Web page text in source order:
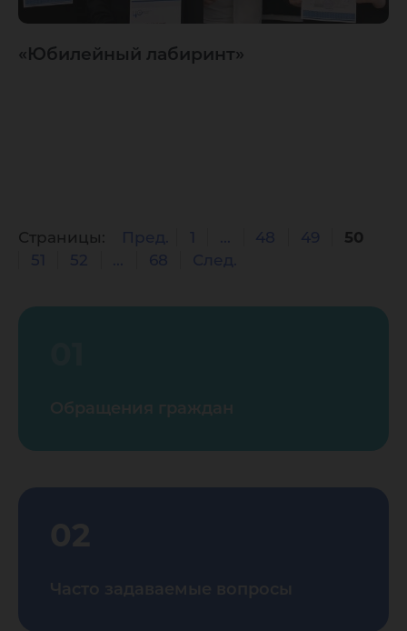
«Юбилейный лабиринт»
Страницы: Пред. 1 48 49
50
51
52 68 След.